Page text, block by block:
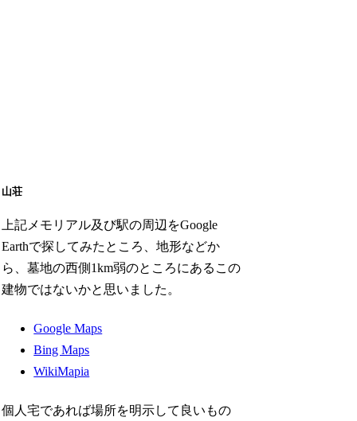
山荘
上記メモリアル及び駅の周辺をGoogle
Earthで探してみたところ、地形などか
ら、墓地の西側1km弱のところにあるこの
建物ではないかと思いました。
Google Maps
Bing Maps
WikiMapia
個人宅であれば場所を明示して良いもの